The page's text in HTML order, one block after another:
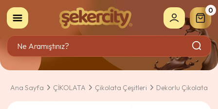
0
Ana Sayfa ÇİKOLATA Çikolata Çeşitleri Dekorlu Çikolata